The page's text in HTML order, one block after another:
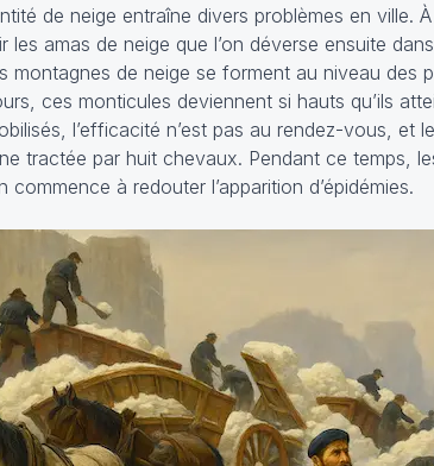
de neige entraîne divers problèmes en ville.
les amas de neige que l’on déverse ensuite
montagnes de neige se forment au niveau des
ces monticules deviennent si hauts qu’ils
l’efficacité n’est pas au rendez-vous, et
tractée par huit chevaux. Pendant ce temps,
commence à redouter l’apparition d’épidémies.